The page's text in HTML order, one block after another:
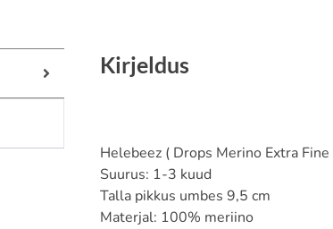
Kirjeldus
Helebeez ( Drops Merino Extra
Suurus: 1-3 kuud
Talla pikkus umbes 9,5 cm
Materjal: 100% meriino